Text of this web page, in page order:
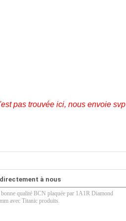
pas trouvée ici, nous envoie svp
à nous